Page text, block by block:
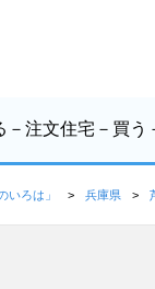
－注文住宅－ 買う
いろは」 兵庫県